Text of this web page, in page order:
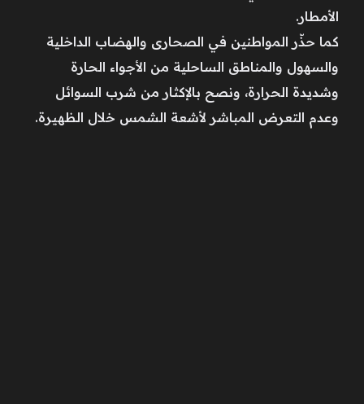
الأمطار.
كما حذّر المواطنين في الصحارى والهضاب الداخلية
والسهول والمناطق الساحلية من الأجواء الحارة
وشديدة الحرارة، ونصح بالإكثار من شرب السوائل
وعدم التعرض المباشر لأشعة الشمس خلال الظهيرة.